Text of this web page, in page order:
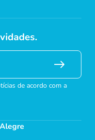
de acordo com a